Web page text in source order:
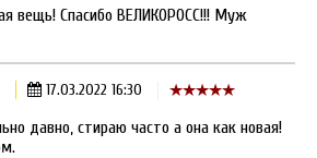
вещь! Спасибо ВЕЛИКОРОСС!!! Муж
17.03.2022 16:30
давно, стираю часто а она как новая!